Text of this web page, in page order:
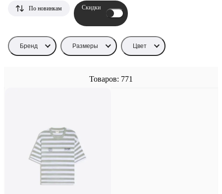
Бренд Размеры Цвет
Товаров: 771
По новинкам Скидки